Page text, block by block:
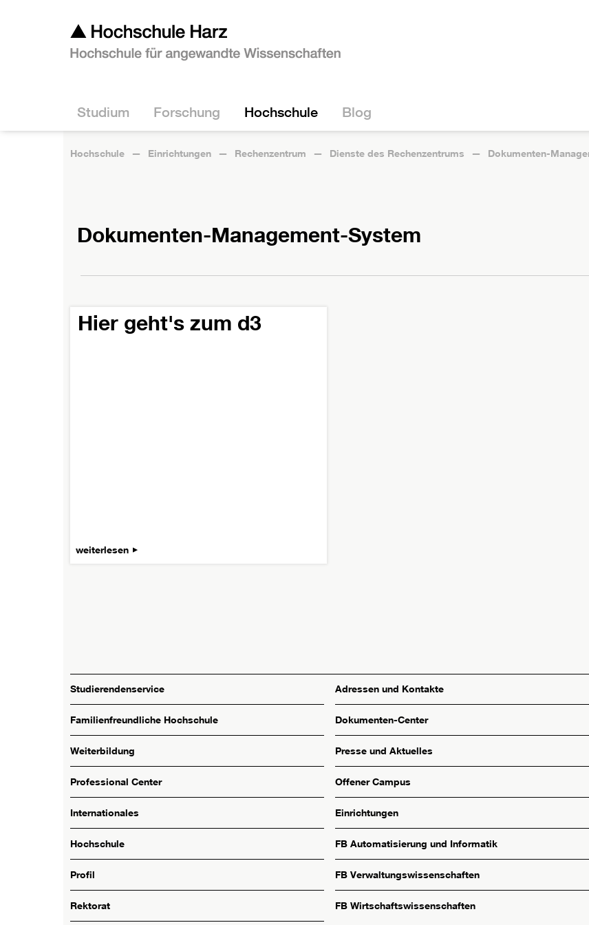
Studium Forschung Hochschule Blog
Hochschule Einrichtungen Rechenzentrum Dienste des Rechenzentrums Dokumenten-
Dokumenten-Management-System
Hier geht's zum d3
weiterlesen
Studierendenservice
Familienfreundliche Hochschule
Weiterbildung
Professional Center
Internationales
Hochschule
Profil
Rektorat
Adressen und Kontakte
Dokumenten-Center
Presse und Aktuelles
Offener Campus
Einrichtungen
FB Automatisierung und Informatik
FB Verwaltungswissenschaften
FB Wirtschaftswissenschaften